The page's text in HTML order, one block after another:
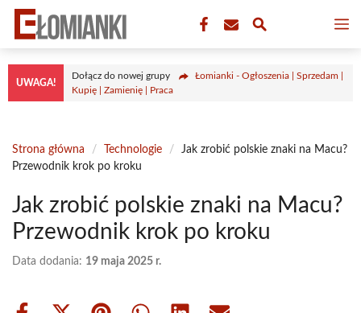
Przejdź
treści
UWAGA!
Dołącz do nowej grupy
Łomianki - Ogłoszenia | Sprzedam |
Kupię | Zamienię | Praca
Strona główna / Technologie /
Jak zrobić polskie znaki na Macu?
Przewodnik krok po kroku
Jak zrobić polskie znaki na Macu?
Przewodnik krok po kroku
Data dodania: 19 maja 2025 r.